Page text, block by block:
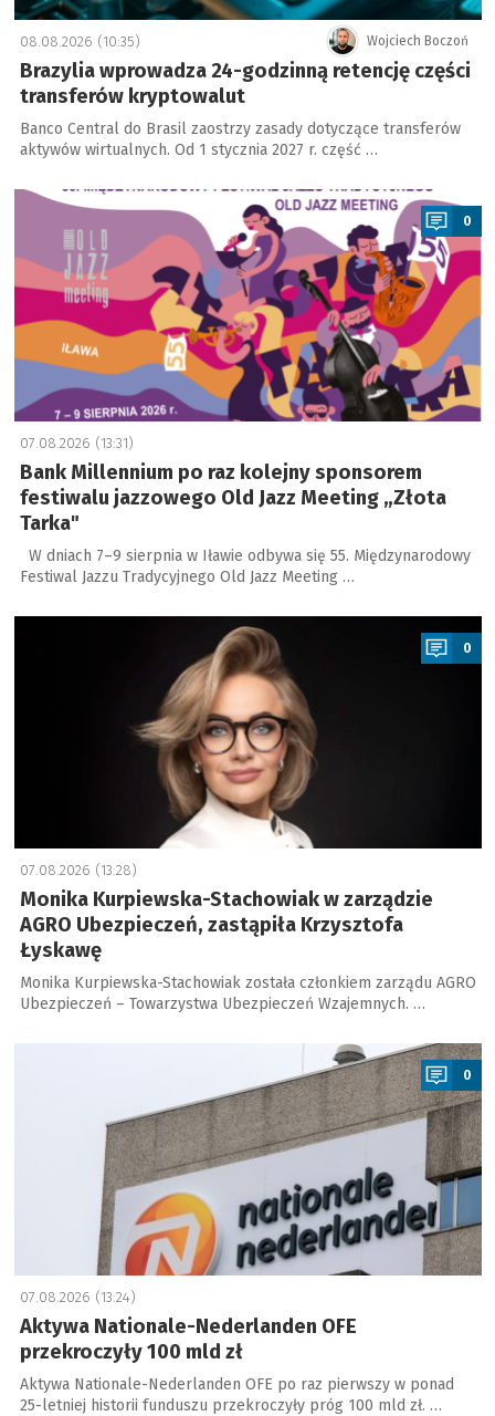
Wojciech Boczoń
08.08.2026 (10:35)
Brazylia wprowadza 24-godzinną retencję części
transferów kryptowalut
Banco Central do Brasil zaostrzy zasady dotyczące transferów
aktywów wirtualnych. Od 1 stycznia 2027 r. część …
a
0
07.08.2026 (13:31)
Bank Millennium po raz kolejny sponsorem
festiwalu jazzowego Old Jazz Meeting „Złota
Tarka"
W dniach 7–9 sierpnia w Iławie odbywa się 55. Międzynarodowy
Festiwal Jazzu Tradycyjnego Old Jazz Meeting …
a
0
07.08.2026 (13:28)
Monika Kurpiewska-Stachowiak w zarządzie
AGRO Ubezpieczeń, zastąpiła Krzysztofa
Łyskawę
Monika Kurpiewska-Stachowiak została członkiem zarządu AGRO
Ubezpieczeń – Towarzystwa Ubezpieczeń Wzajemnych. …
0
07.08.2026 (13:24)
Aktywa Nationale-Nederlanden OFE
przekroczyły 100 mld zł
Aktywa Nationale-Nederlanden OFE po raz pierwszy w ponad
25-letniej historii funduszu przekroczyły próg 100 mld zł. …